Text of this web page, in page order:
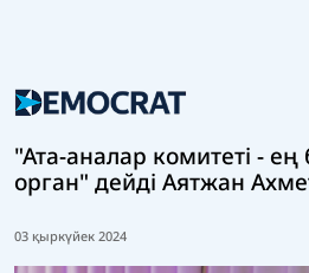
"Ата-аналар комитеті - ең
орган" дейді Аятжан
03 қыркүйек 2024